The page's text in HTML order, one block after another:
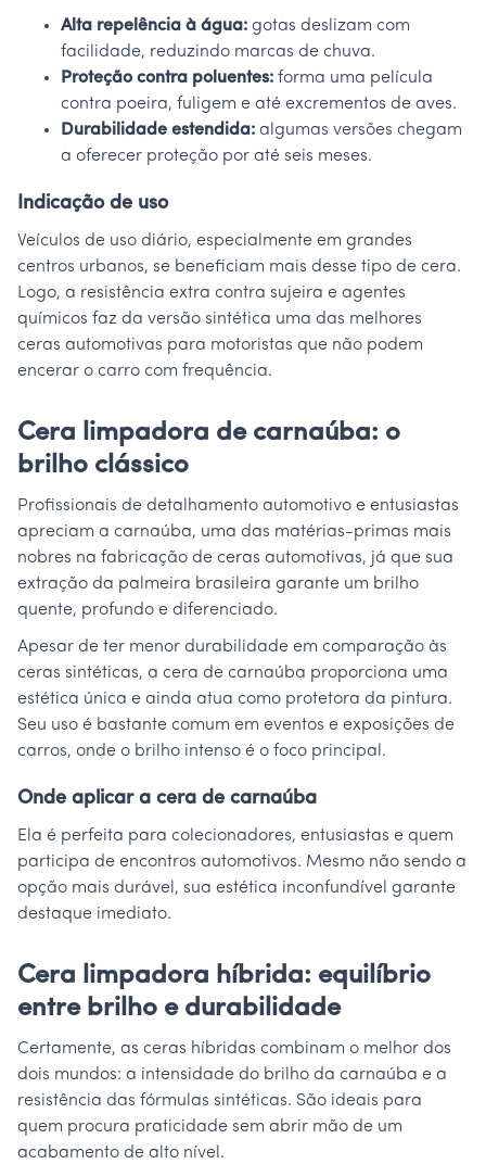
Alta repelência à água: gotas deslizam com
facilidade, reduzindo marcas de chuva.
Proteção contra poluentes: forma uma película
contra poeira, fuligem e até excrementos de aves.
Durabilidade estendida: algumas versões chegam
a oferecer proteção por até seis meses.
Indicação de uso
Veículos de uso diário, especialmente em grandes
centros urbanos, se beneficiam mais desse tipo de cera.
Logo, a resistência extra contra sujeira e agentes
químicos faz da versão sintética uma das melhores
ceras automotivas para motoristas que não podem
encerar o carro com frequência.
Cera limpadora de carnaúba: o
brilho clássico
Profissionais de detalhamento automotivo e entusiastas
apreciam a carnaúba, uma das matérias-primas mais
nobres na fabricação de ceras automotivas, já que sua
extração da palmeira brasileira garante um brilho
quente, profundo e diferenciado.
Apesar de ter menor durabilidade em comparação às
ceras sintéticas, a cera de carnaúba proporciona uma
estética única e ainda atua como protetora da pintura.
Seu uso é bastante comum em eventos e exposições de
carros, onde o brilho intenso é o foco principal.
Onde aplicar a cera de carnaúba
Ela é perfeita para colecionadores, entusiastas e quem
participa de encontros automotivos. Mesmo não sendo a
opção mais durável, sua estética inconfundível garante
destaque imediato.
Cera limpadora híbrida: equilíbrio
entre brilho e durabilidade
Certamente, as ceras híbridas combinam o melhor dos
dois mundos: a intensidade do brilho da carnaúba e a
resistência das fórmulas sintéticas. São ideais para
quem procura praticidade sem abrir mão de um
acabamento de alto nível.